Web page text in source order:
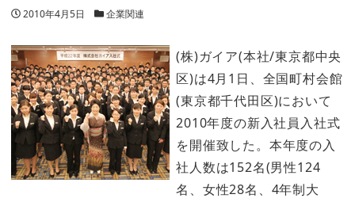
投稿日
2010年4月5日 カテゴリー
企業関連
(株)ガイア(本社/東京都中央
区)は4月1日、全国町村会館
(東京都千代田区)において
2010年度の新入社員入社式
を開催致した。本年度の入
社人数は152名(男性124
名、女性28名、4年制大